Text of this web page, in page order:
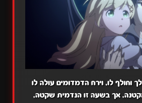
וחולף לו, וירח הדמדומים עולה לו
אך בשעה זו הנדמית שקטה,